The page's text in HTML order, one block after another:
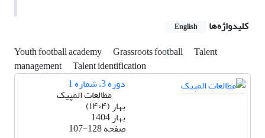
کلیدواژه‌ها
English
Youth football academy Grassroots football
Talent
management Talent identification
دوره 3، شماره 1
مطالعات المپیک
بهار (۱۴۰۴)
بهار 1404
صفحه107-128